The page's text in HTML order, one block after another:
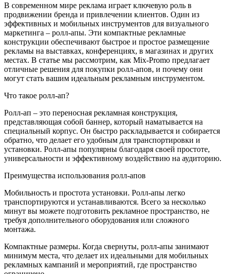
В современном мире реклама играет ключевую роль в
продвижении бренда и привлечении клиентов. Один из
эффективных и мобильных инструментов для визуального
маркетинга – ролл-апы. Эти компактные рекламные
конструкции обеспечивают быстрое и простое размещение
рекламы на выставках, конференциях, в магазинах и других
местах. В статье мы рассмотрим, как Mix-Promo предлагает
отличные решения для покупки ролл-апов, и почему они
могут стать вашим идеальным рекламным инструментом.
Что такое ролл-ап?
Ролл-ап – это переносная рекламная конструкция,
представляющая собой баннер, который наматывается на
специальный корпус. Он быстро раскладывается и собирается
обратно, что делает его удобным для транспортировки и
установки. Ролл-апы популярны благодаря своей простоте,
универсальности и эффективному воздействию на аудиторию.
Преимущества использования ролл-апов
Мобильность и простота установки. Ролл-апы легко
транспортируются и устанавливаются. Всего за несколько
минут вы можете подготовить рекламное пространство, не
требуя дополнительного оборудования или сложного
монтажа.
Компактные размеры. Когда свернуты, ролл-апы занимают
минимум места, что делает их идеальными для мобильных
рекламных кампаний и мероприятий, где пространство